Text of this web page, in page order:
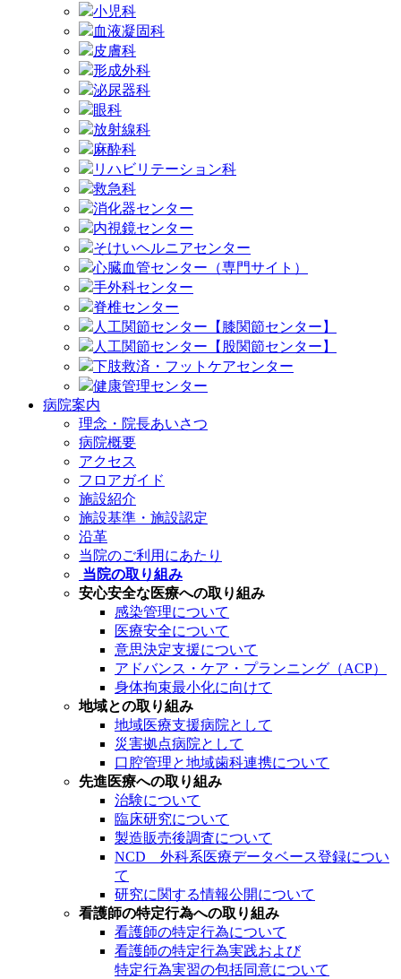
小児科
血液凝固科
皮膚科
形成外科
泌尿器科
眼科
放射線科
麻酔科
リハビリテーション科
救急科
消化器センター
内視鏡センター
そけいヘルニアセンター
心臓血管センター（専門サイト）
手外科センター
脊椎センター
人工関節センター【膝関節センター】
人工関節センター【股関節センター】
下肢救済・フットケアセンター
健康管理センター
病院案内
理念・院長あいさつ
病院概要
アクセス
フロアガイド
施設紹介
施設基準・施設認定
沿革
当院のご利用にあたり
当院の取り組み
安心安全な医療への取り組み
感染管理について
医療安全について
意思決定支援について
アドバンス・ケア・プランニング（ACP）
身体拘束最小化に向けて
地域との取り組み
地域医療支援病院として
災害拠点病院として
口腔管理と地域歯科連携について
先進医療への取り組み
治験について
臨床研究について
製造販売後調査について
NCD 外科系医療データベース登録につい
て
研究に関する情報公開について
看護師の特定行為への取り組み
看護師の特定行為について
看護師の特定行為実践および
特定行為実習の包括同意について